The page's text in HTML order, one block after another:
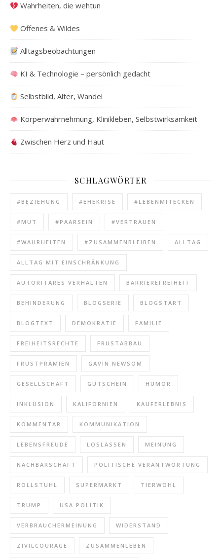
Wahrheiten, die wehtun
Offenes & Wildes
Alltagsbeobachtungen
KI & Technologie – persönlich gedacht
Selbstbild, Alter, Wandel
Körperwahrnehmung, Klinikleben, Selbstwirksamkeit
Zwischen Herz und Haut
SCHLAGWÖRTER
#BEZIEHUNG #EHEKRISE #LEBENMITECKEN
#MUT #PAARSEIN #VERTRAUEN
#WAHRHEITEN #ZUSAMMENBLEIBEN ALLTAG
ALLTAG MIT EINSCHRÄNKUNG
AUTORITÄRES VERHALTEN BARRIEREFREIHEIT
BEHINDERUNG BLOGSERIE BLOGSTART
BLOGTEXT DEMOKRATIE FAMILIE
FREIHEITSRECHTE FRUSTABBAU
FRUSTPRÄMIEN GAVIN NEWSOM
GESELLSCHAFT GUTSCHEIN HUMOR
INKLUSION KALIFORNIEN KAUFERLEBNIS
KOMMENTAR KOMMUNIKATION
LEBENSFREUDE LOSLASSEN MEINUNG
NACHBARSCHAFT POLITISCHE VERANTWORTUNG
ROLLSTUHL SUPERMARKT TIERWOHL
TRUMP USA POLITIK
VERBRAUCHERMEINUNG WIDERSTAND
ZIVILCOURAGE ZUSAMMENLEBEN